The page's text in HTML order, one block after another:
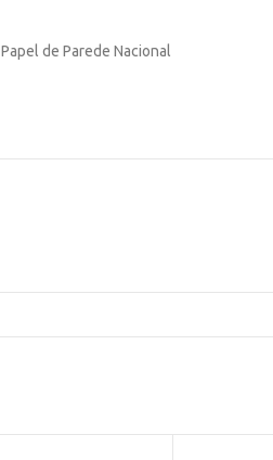
Papel de Parede Nacional